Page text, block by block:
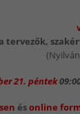
a tervezők,
21. péntek
ésonline